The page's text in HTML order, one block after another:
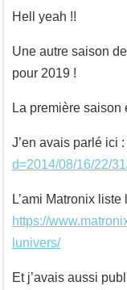
Hell yeah !!
Une autre saison
pour 2019 !
La première saison
J’en avais parlé ici :
d=2014/08/16/22/
L’ami Matronix
https://
lunivers/
Et j’avais aussi